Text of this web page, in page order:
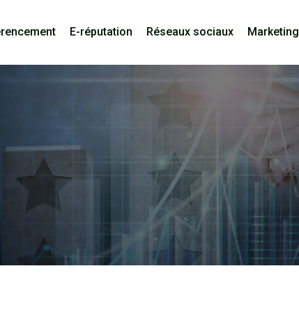
E-réputation Réseaux sociaux Marketing